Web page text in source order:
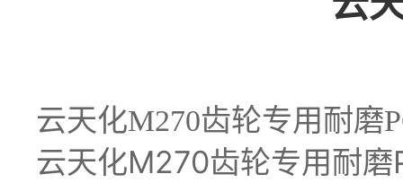
云天化M270齿轮专用耐磨
云天化M270齿轮专用耐